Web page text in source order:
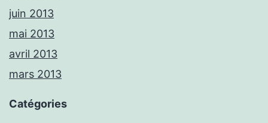
juin 2013
mai 2013
avril 2013
mars 2013
Catégories